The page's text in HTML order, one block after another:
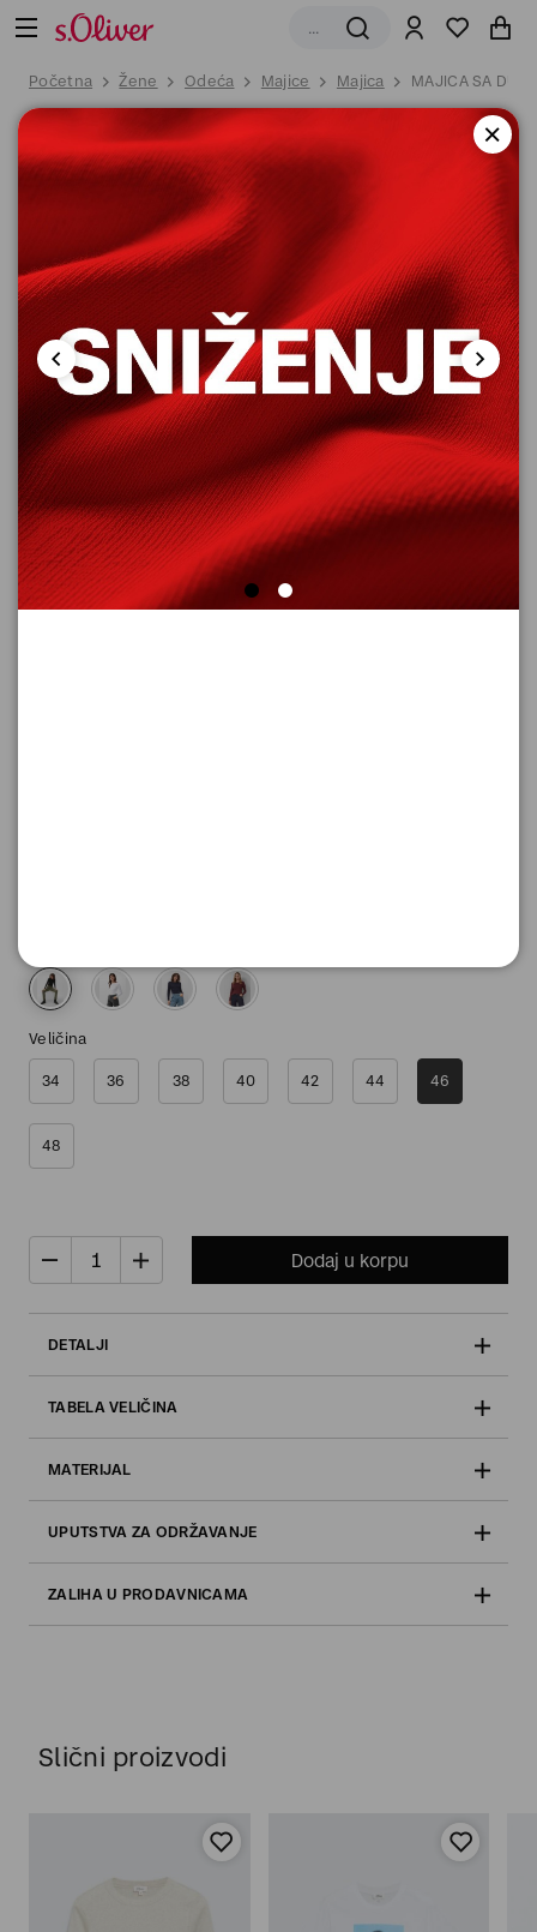
Početna Žene Odeća Majice Majica MAJICA SA
Veličina
34 36 38 40 42 44 46
48
Dodaj u korpu
DETALJI
TABELA VELIČINA
MATERIJAL
UPUTSTVA ZA ODRŽAVANJE
ZALIHA U PRODAVNICAMA
Slični proizvodi